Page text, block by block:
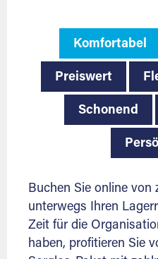
Komfortabel
Preiswert
Schonend
Buchen Sie online von
unterwegs Ihren
Zeit für die
haben, profitieren Sie